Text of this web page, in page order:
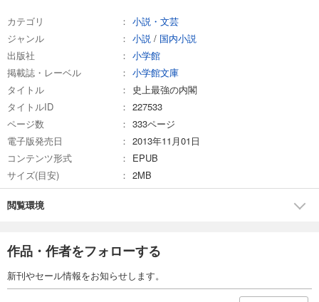
カテゴリ
小説・文芸
ジャンル
小説 / 国内小説
出版社
小学館
掲載誌・レーベル
小学館文庫
タイトル
史上最強の内閣
タイトルID
227533
ページ数
333ページ
電子版発売日
2013年11月01日
コンテンツ形式
EPUB
サイズ(目安)
2MB
閲覧環境
作品・作者をフォローする
新刊やセール情報をお知らせします。